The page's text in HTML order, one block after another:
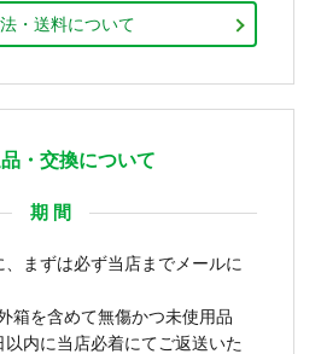
・送料について
・交換について
期 間
まずは必ず当店までメールに
箱を含めて無傷かつ未使用品
内に当店必着にてご返送いた